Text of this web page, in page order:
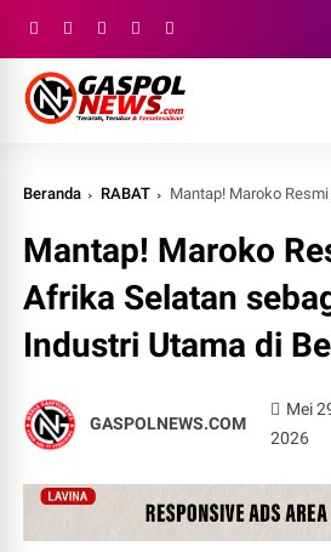
Beranda RABAT Mantap! Maroko Resmi Geser Afrika
Mantap! Maroko
Afrika Selatan
Industri Utama di
GASPOLNEWS.COM
Mei
2026